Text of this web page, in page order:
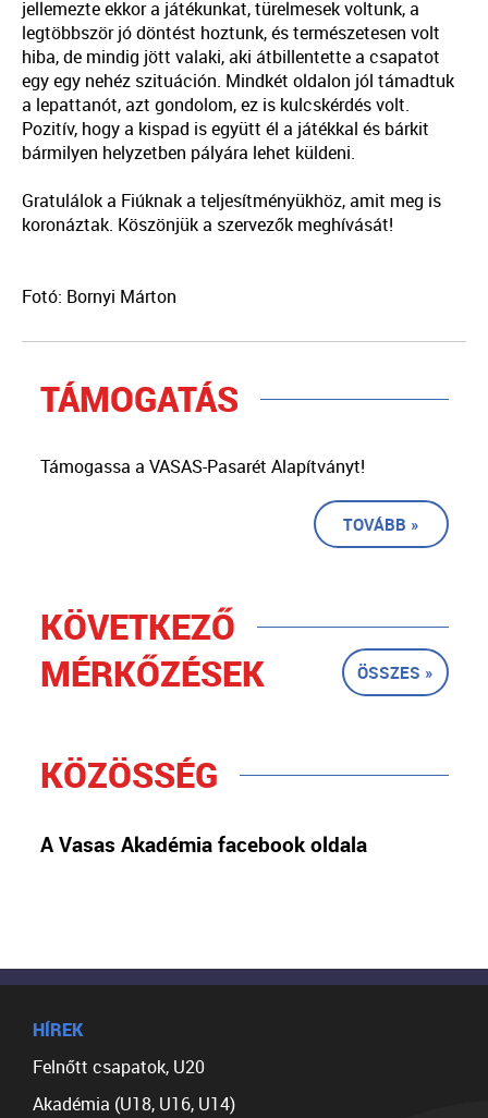
jellemezte ekkor a játékunkat, türelmesek voltunk, a
legtöbbször jó döntést hoztunk, és természetesen volt
hiba, de mindig jött valaki, aki átbillentette a csapatot
egy egy nehéz szituáción. Mindkét oldalon jól támadtuk
a lepattanót, azt gondolom, ez is kulcskérdés volt.
Pozitív, hogy a kispad is együtt él a játékkal és bárkit
bármilyen helyzetben pályára lehet küldeni.
Gratulálok a Fiúknak a teljesítményükhöz, amit meg is
koronáztak. Köszönjük a szervezők meghívását!
Fotó: Bornyi Márton
TÁMOGATÁS
Támogassa a VASAS-Pasarét Alapítványt!
TOVÁBB »
KÖVETKEZŐ
MÉRKŐZÉSEK
ÖSSZES »
KÖZÖSSÉG
A Vasas Akadémia facebook oldala
HÍREK
Felnőtt csapatok, U20
Akadémia (U18, U16, U14)